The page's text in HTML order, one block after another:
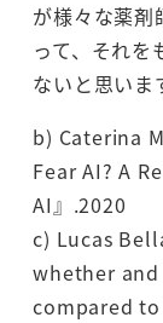
が様々な薬剤
って、それを
ないと思いま
b) Caterina
Fear AI? A
AI』.2020
c) Lucas
whether
compared